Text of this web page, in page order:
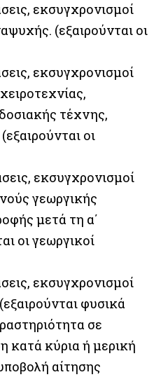
εκσυγχρονισμοί
(εξαιρούνται οι
εκσυγχρονισμοί
τέχνης,
οι
εκσυγχρονισμοί
γεωργικής
μετά τη α΄
οι γεωργικοί
εκσυγχρονισμοί
φυσικά
σε
κατά κύρια ή μερική
αίτησης